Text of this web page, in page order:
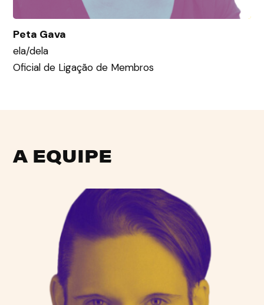
Peta Gava
ela/dela
Oficial de Ligação de Membros
A EQUIPE